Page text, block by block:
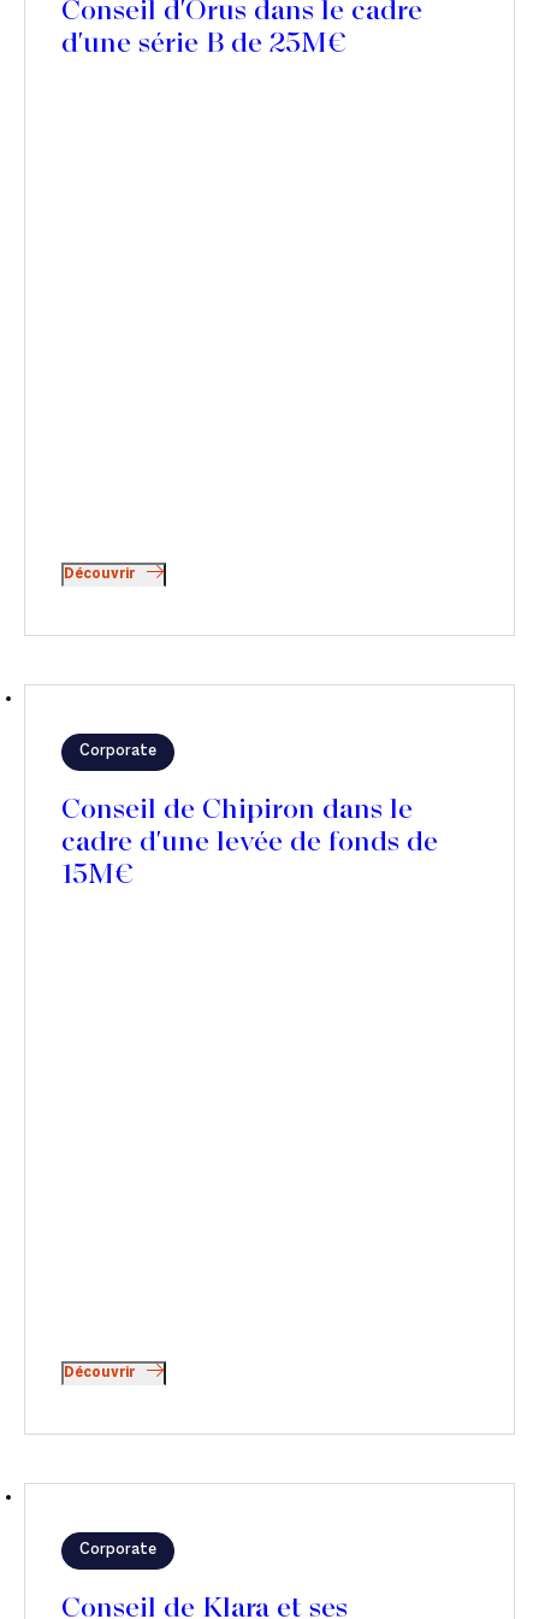
Conseil d'Orus dans le cadre
d'une série B de 25M€
Découvrir
Corporate
Conseil de Chipiron dans le
cadre d'une levée de fonds de
15M€
Découvrir
Corporate
Conseil de Klara et ses